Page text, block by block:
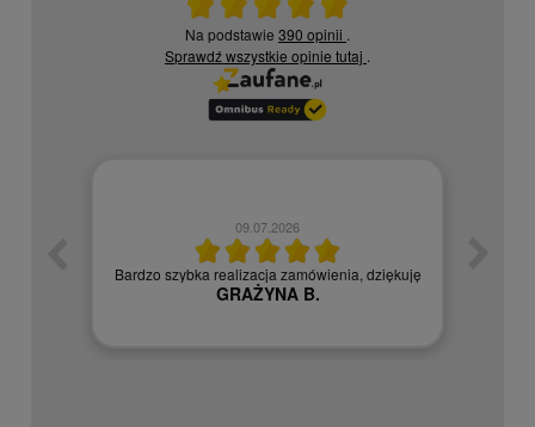
Na podstawie 390 opinii .
Sprawdź wszystkie opinie tutaj .
09.07.2026
Bardzo szybka realizacja zamówienia, dziękuję
GRAŻYNA B.